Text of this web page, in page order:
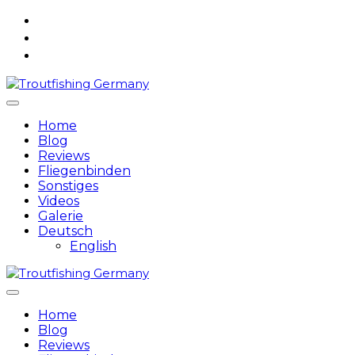
Skip
Home
Blog
Reviews
Fliegenbinden
Sonstiges
Videos
Galerie
Deutsch
English
Home
Blog
Reviews